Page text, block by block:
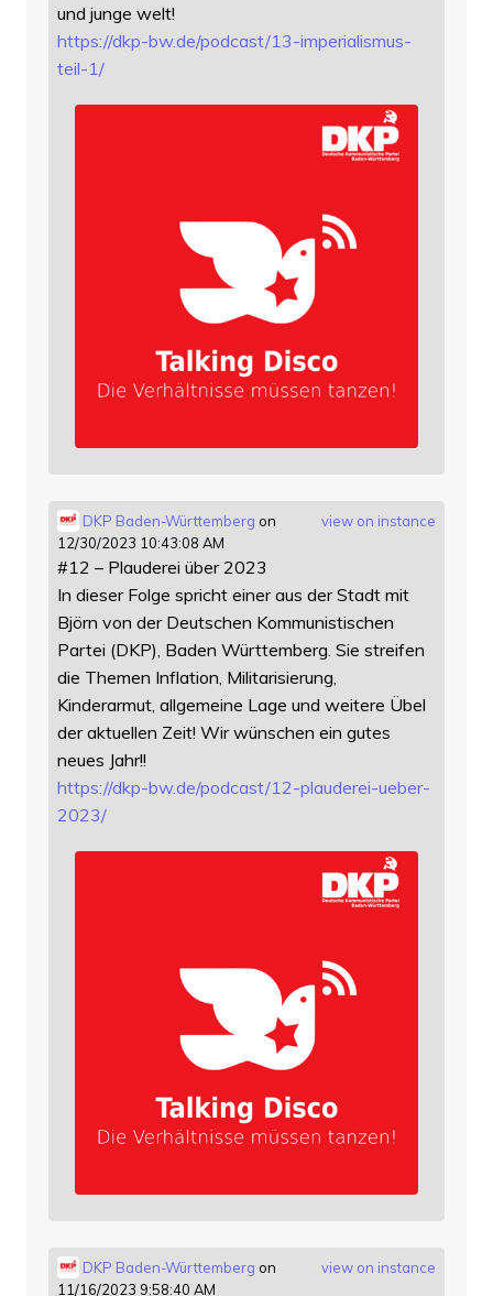
und junge welt!
https://dkp-bw.de/podcast/13-imperialismus-
teil-1/
view on instance
DKP Baden-Württemberg on
12/30/2023 10:43:08 AM
#12 – Plauderei über 2023
In dieser Folge spricht einer aus der Stadt mit
Björn von der Deutschen Kommunistischen
Partei (DKP), Baden Württemberg. Sie streifen
die Themen Inflation, Militarisierung,
Kinderarmut, allgemeine Lage und weitere Übel
der aktuellen Zeit! Wir wünschen ein gutes
neues Jahr!!
https://dkp-bw.de/podcast/12-plauderei-ueber-
2023/
view on instance
DKP Baden-Württemberg on
11/16/2023 9:58:40 AM